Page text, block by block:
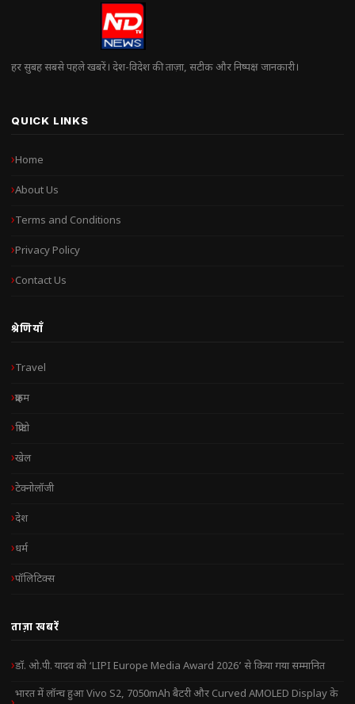
हर सुबह सबसे पहले खबरें। देश-विदेश की ताज़ा, सटीक और निष्पक्ष जानकारी।
QUICK LINKS
Home
About Us
Terms and Conditions
Privacy Policy
Contact Us
श्रेणियाँ
Travel
क्राइम
क्रिप्टो
खेल
टेक्नोलॉजी
देश
धर्म
पॉलिटिक्स
ताज़ा खबरें
डॉ. ओ.पी. यादव को ‘LIPI Europe Media Award 2026’ से किया गया सम्मानित
भारत में लॉन्च हुआ Vivo S2, 7050mAh बैटरी और Curved AMOLED Display के